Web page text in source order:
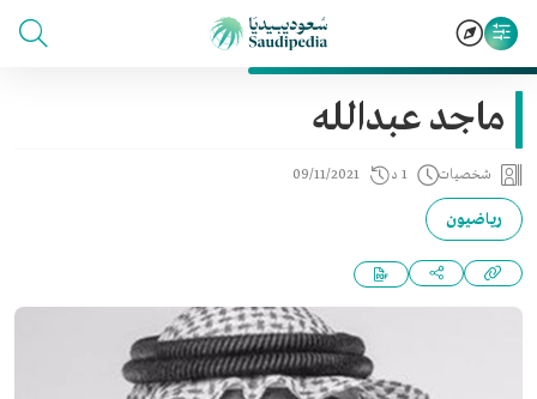
ماجد عبدالله
شخصيات 1 د 09/11/2021
رياضيون